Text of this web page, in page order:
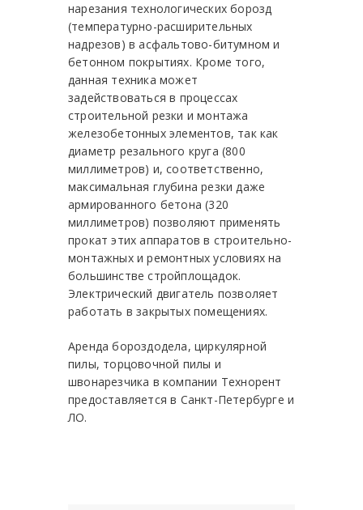
нарезания технологических борозд
(температурно-расширительных
надрезов) в асфальтово-битумном и
бетонном покрытиях. Кроме того,
данная техника может
задействоваться в процессах
строительной резки и монтажа
железобетонных элементов, так как
диаметр резального круга (800
миллиметров) и, соответственно,
максимальная глубина резки даже
армированного бетона (320
миллиметров) позволяют применять
прокат этих аппаратов в строительно-
монтажных и ремонтных условиях на
большинстве стройплощадок.
Электрический двигатель позволяет
работать в закрытых помещениях.
Аренда бороздодела, циркулярной
пилы, торцовочной пилы и
швонарезчика в компании Технорент
предоставляется в Санкт-Петербурге и
ЛО.